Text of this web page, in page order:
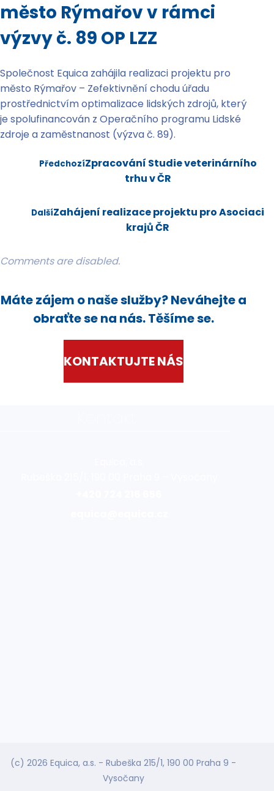
město Rýmařov v rámci
výzvy č. 89 OP LZZ
Společnost Equica zahájila realizaci projektu pro
město Rýmařov – Zefektivnění chodu úřadu
prostřednictvím optimalizace lidských zdrojů, který
je spolufinancován z Operačního programu Lidské
zdroje a zaměstnanost (výzva č. 89).
PředchozíZpracování Studie veterinárního
trhu v ČR
DalšíZahájení realizace projektu pro Asociaci
krajů ČR
Comments are disabled.
Máte zájem o naše služby? Neváhejte a
obraťte se na nás. Těšíme se.
KONTAKTUJTE NÁS
(c) 2026 Equica, a.s. - Rubeška 215/1, 190 00 Praha 9 -
Vysočany